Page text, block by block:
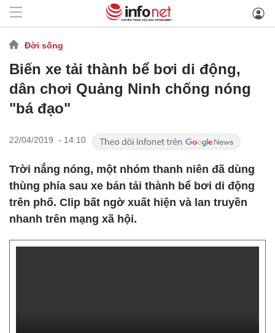
Đời sống
Biến xe tải thành bể bơi di động,
dân chơi Quảng Ninh chống nóng
"bá đạo"
22/04/2019 - 14:10
Trời nắng nóng, một nhóm thanh niên đã dùng
thùng phía sau xe bán tải thành bể bơi di động
trên phố. Clip bất ngờ xuất hiện và lan truyền
nhanh trên mạng xã hội.